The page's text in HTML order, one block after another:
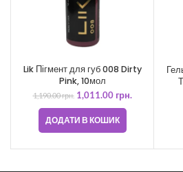
Lik Пігмент для губ 008 Dirty
Pink, 10мол
1,190.00грн. 1,011.00 грн.
ДОДАТИ В КОШИК